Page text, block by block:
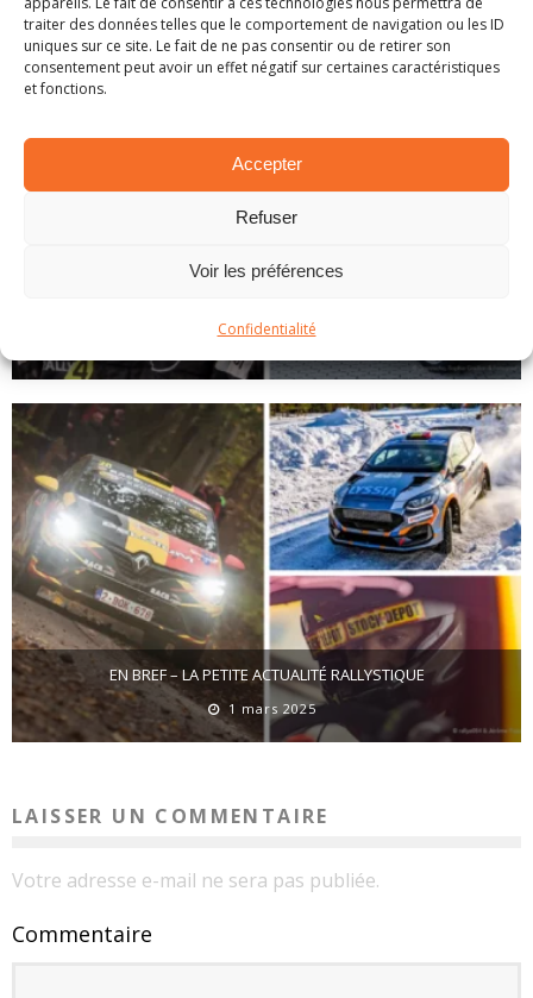
traiter des données telles que le comportement de navigation ou les ID
uniques sur ce site. Le fait de ne pas consentir ou de retirer son
consentement peut avoir un effet négatif sur certaines caractéristiques
et fonctions.
Accepter
Refuser
Voir les préférences
Confidentialité
EN BREF – LA PETITE ACTUALITÉ RALLYSTIQUE
1 mars 2025
LAISSER UN COMMENTAIRE
Votre adresse e-mail ne sera pas publiée.
Commentaire